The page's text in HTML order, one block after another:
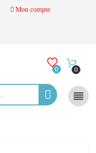
Mon compte
0 0
